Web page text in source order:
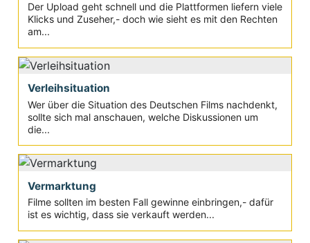
Der Upload geht schnell und die Plattformen liefern viele
Klicks und Zuseher,- doch wie sieht es mit den Rechten
am...
Verleihsituation
Wer über die Situation des Deutschen Films nachdenkt,
sollte sich mal anschauen, welche Diskussionen um
die...
Vermarktung
Filme sollten im besten Fall gewinne einbringen,- dafür
ist es wichtig, dass sie verkauft werden...